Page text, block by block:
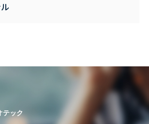
テック